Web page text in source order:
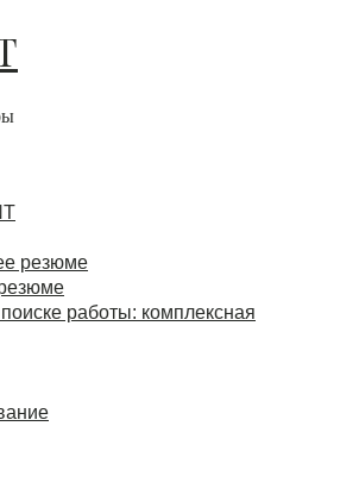
резюме
работы: комплексная